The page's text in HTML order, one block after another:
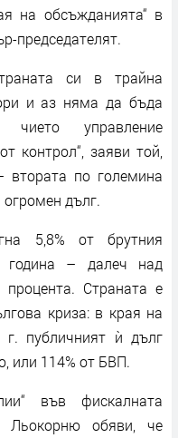
на обсъжданията“ в
председателят.
си в трайна
и аз няма да бъда
чието управление
контрол“, заяви той,
по големина
дълг.
5,8% от брутния
година – далеч над
Страната е
криза: в края на
публичният ѝ дълг
или 114% от БВП.
във фискалната
Льокорню обяви, че